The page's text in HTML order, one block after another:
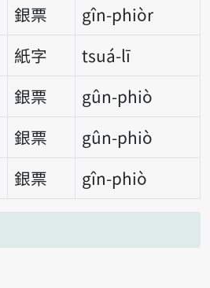
銀票
gîn-phiòr
紙字
tsuá-lī
銀票
gûn-phiò
銀票
gûn-phiò
銀票 gîn-phiò